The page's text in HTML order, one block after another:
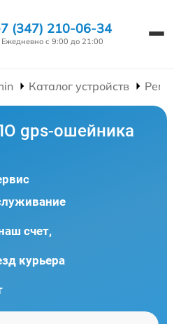
(347) 210-06-34
Ежедневно с 9:00 до 21:00
Каталог устройств
gps-ошейника
счет,
курьера